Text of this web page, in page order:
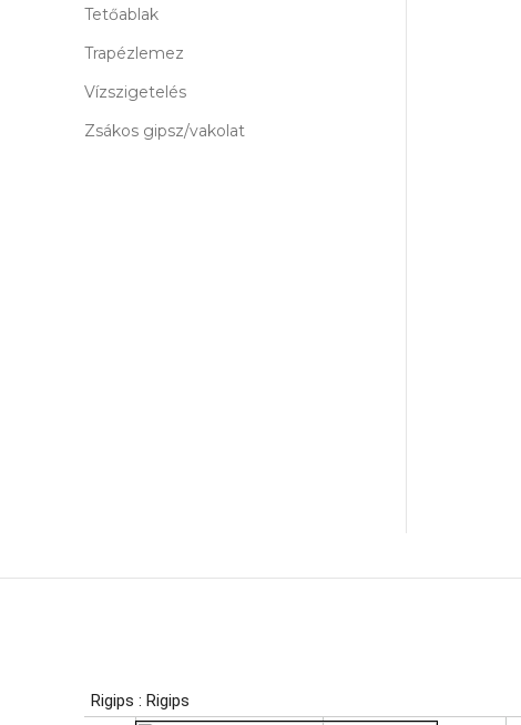
Tetőablak
Trapézlemez
Vízszigetelés
Zsákos gipsz/vakolat